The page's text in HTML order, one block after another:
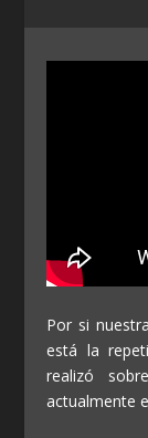
Por si
está la
realizó
actualmente